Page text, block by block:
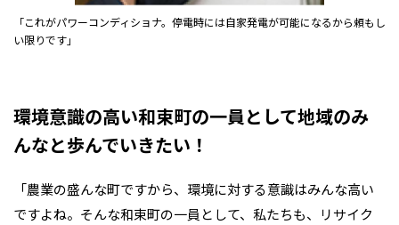
「これがパワーコンディショナ。停電時には自家発電が可能になるから頼もし
い限りです」
環境意識の高い和束町の一員として地域のみ
んなと歩んでいきたい！
「農業の盛んな町ですから、環境に対する意識はみんな高い
ですよね。そんな和束町の一員として、私たちも、リサイク